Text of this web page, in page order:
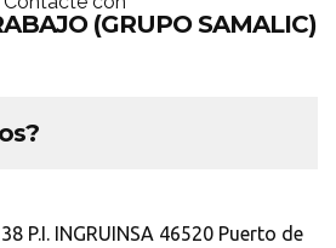
(GRUPO SAMALIC)
P.I. INGRUINSA 46520 Puerto de